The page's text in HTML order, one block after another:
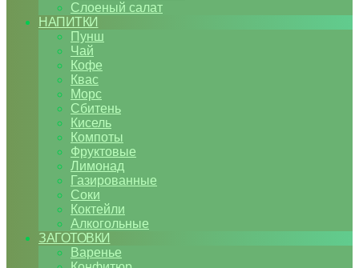
Слоеный салат
НАПИТКИ
Пунш
Чай
Кофе
Квас
Морс
Сбитень
Кисель
Компоты
Фруктовые
Лимонад
Газированные
Соки
Коктейли
Алкогольные
ЗАГОТОВКИ
Варенье